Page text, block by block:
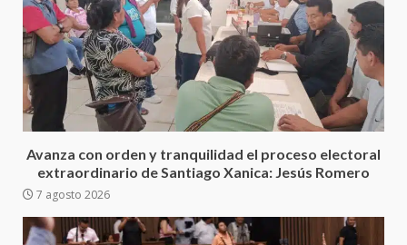
Avanza con orden y tranquilidad el proceso electoral
extraordinario de Santiago Xanica: Jesús Romero
7 agosto 2026
3
Ciudad Salud: justicia social para
Oaxaca
con el Gobernador Salomón Jara
Cruz reafirma la consolidación